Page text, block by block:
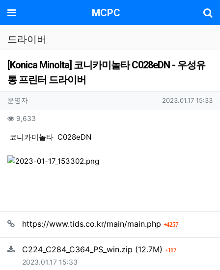
메뉴 MCPC
드라이버
[Konica Minolta] 코니카미놀타 C028eDN - 우성유
통 프린터 드라이버
작성자 정보
운영자작성 작성일
2023.01.17 15:33
컨텐츠 정보
9,633
본문
코니카미놀타 C028eDN
관련자료
https://www.tids.co.kr/main/main.php 4257회 연결
C224_C284_C364_PS_win.zip 파일크기
(12.7M) 117회 다운로드
등록일
2023.01.17 15:33